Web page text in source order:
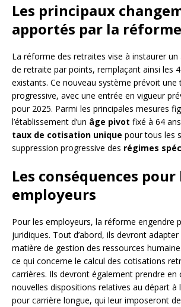
Les principaux
apportés par la réforme
La réforme des retraites vise à instaurer un
de retraite par points, remplaçant ainsi les
existants. Ce nouveau système prévoit une
progressive, avec une entrée en vigueur
pour 2025. Parmi les principales mesures
l’établissement d’un âge pivot fixé à 64
taux de cotisation unique pour tous les
suppression progressive des régimes
Les conséquences pour
employeurs
Pour les employeurs, la réforme engendre
juridiques. Tout d’abord, ils devront
matière de gestion des ressources
ce qui concerne le calcul des cotisations
carrières. Ils devront également prendre en
nouvelles dispositions relatives au départ à
pour carrière longue, qui leur imposeront